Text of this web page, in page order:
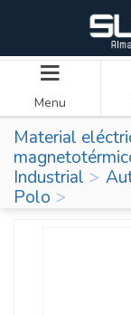
Menu
Material
Industrial
Polo